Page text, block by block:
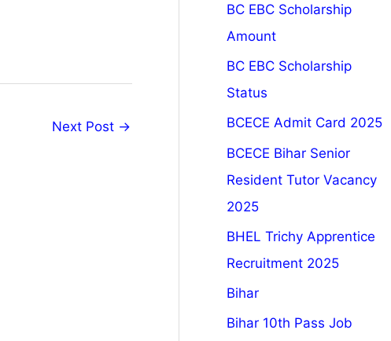
Next Post →
BC EBC Scholarship
Amount
BC EBC Scholarship
Status
BCECE Admit Card 2025
BCECE Bihar Senior
Resident Tutor Vacancy
2025
BHEL Trichy Apprentice
Recruitment 2025
Bihar
Bihar 10th Pass Job